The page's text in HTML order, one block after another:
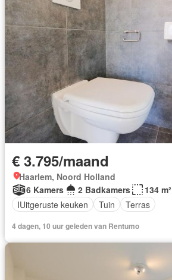
€ 3.795/maand
Haarlem, Noord Holland
6 Kamers
2 Badkamers
134 m²
IUitgeruste keuken
Tuin Terras
4 dagen, 10 uur geleden van Rentumo